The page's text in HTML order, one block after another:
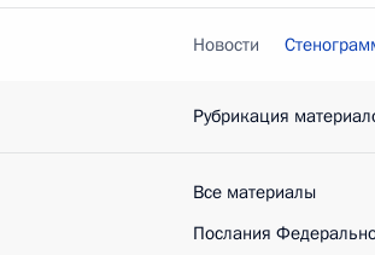
Новости
Рубрикация
Все материалы
Послания